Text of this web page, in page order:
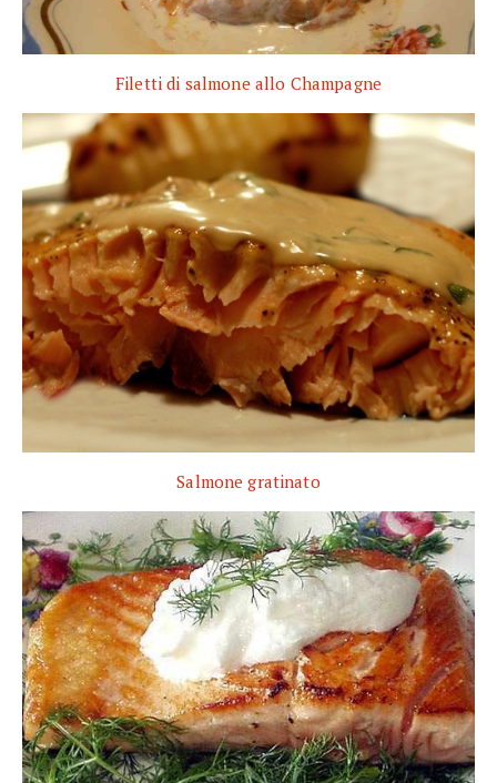
Filetti di salmone allo Champagne
Salmone gratinato